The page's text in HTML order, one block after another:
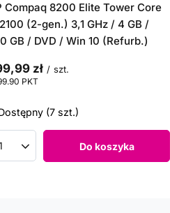
Compaq 8200 Elite Tower Core
(2-gen.) 3,1 GHz / 4 GB /
GB / DVD / Win 10 (Refurb.)
zł / szt.
PKT
(7 szt.)
Ilość produktów Do koszyka